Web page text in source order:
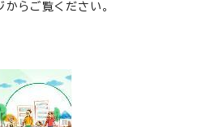
からご覧ください。